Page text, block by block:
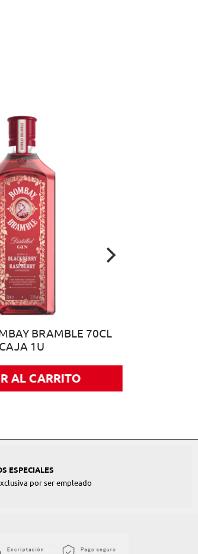
BRAMBLE 70CL
CAJA 1U
AL CARRITO
ESPECIALES
por ser empleado